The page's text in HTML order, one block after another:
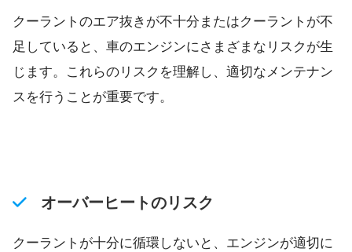
クーラントのエア抜きが不十分またはクーラントが不
足していると、車のエンジンにさまざまなリスクが生
じます。これらのリスクを理解し、適切なメンテナン
スを行うことが重要です。
オーバーヒートのリスク
クーラントが十分に循環しないと、エンジンが適切に